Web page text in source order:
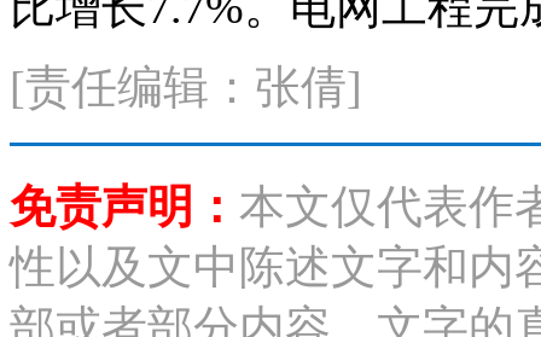
[责任编辑：张倩]
免责声明： 本文仅代表作
性以及文中陈述文字和内